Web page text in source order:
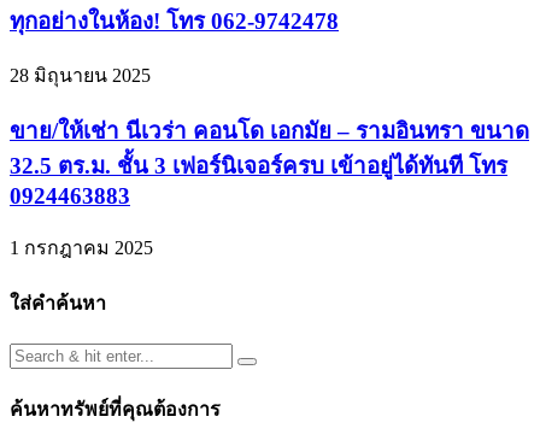
ทุกอย่างในห้อง! โทร 062-9742478
28 มิถุนายน 2025
ขาย/ให้เช่า นีเวร่า คอนโด เอกมัย – รามอินทรา ขนาด
32.5 ตร.ม. ชั้น 3 เฟอร์นิเจอร์ครบ เข้าอยู่ได้ทันที โทร
0924463883
1 กรกฎาคม 2025
ใส่คำค้นหา
ค้นหาทรัพย์ที่คุณต้องการ